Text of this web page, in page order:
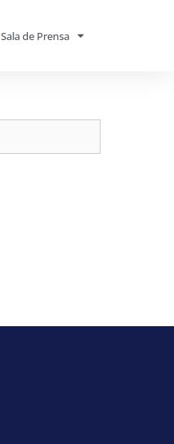
Sala de Prensa